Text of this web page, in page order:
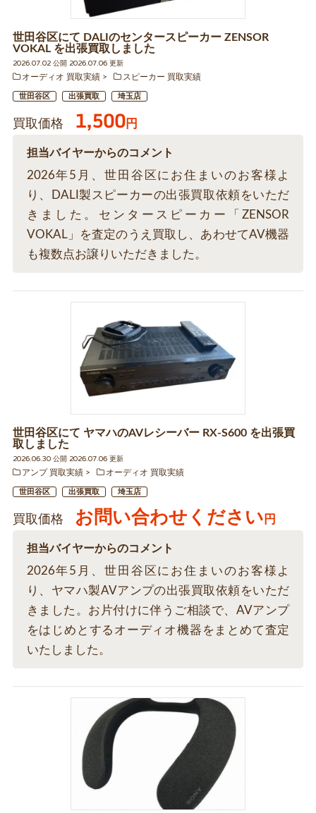
世田谷区にて DALIのセンタースピーカー ZENSOR
VOKAL を出張買取しました
2026.07.02 公開 2026.07.06 更新
オーディオ 買取実績
スピーカー 買取実績
世田谷区 出張買取 埼玉店
買取価格 1,500円
担当バイヤーからのコメント
2026年5月、世田谷区にお住まいのお客様よ
り、DALI製スピーカーの出張買取依頼をいただ
きました。センタースピーカー「ZENSOR
VOKAL」を査定のうえ買取し、あわせてAV機器
も複数点お譲りいただきました。
世田谷区にて ヤマハのAVレシーバー RX-S600 を出張買
取しました
2026.06.30 公開 2026.07.06 更新
アンプ 買取実績
オーディオ 買取実績
世田谷区 出張買取 埼玉店
買取価格 お問い合わせください 円
担当バイヤーからのコメント
2026年5月、世田谷区にお住まいのお客様よ
り、ヤマハ製AVアンプの出張買取依頼をいただ
きました。お片付けに伴うご相談で、AVアンプ
をはじめとするオーディオ機器をまとめて査定
いたしました。